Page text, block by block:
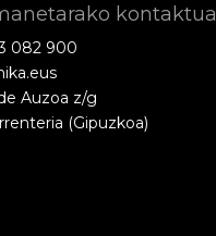
kontaktua
082 900
Auzoa z/g
(Gipuzkoa)